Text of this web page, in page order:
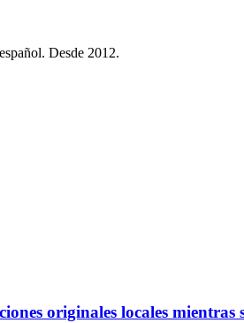
Desde 2012.
originales locales mientras